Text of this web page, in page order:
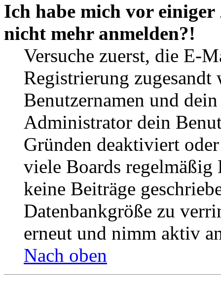
Ich habe mich vor
nicht mehr anmelden?!
Versuche zuerst, die E-
Registrierung
Benutzernamen und
Administrator dein
Gründen deaktiviert
viele Boards
keine Beiträge
Datenbankgröße zu
erneut und nimm aktiv
Nach oben